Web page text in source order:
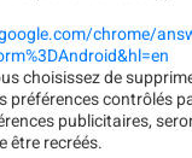
chrome/
choisissez de
préférences contrôlés
publicitaires,
être recréés.